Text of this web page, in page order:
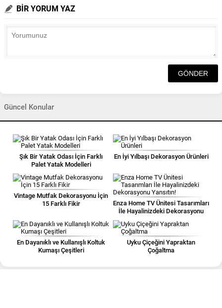
BİR YORUM YAZ
Güncel Konular
Şık Bir Yatak Odası İçin Farklı
Palet Yatak Modelleri
En İyi Yılbaşı Dekorasyon Ürünleri
Vintage Mutfak Dekorasyonu İçin
15 Farklı Fikir
Enza Home TV Ünitesi Tasarımları
İle Hayalinizdeki Dekorasyonu
En Dayanıklı ve Kullanışlı Koltuk
Kumaşı Çeşitleri
Uyku Çiçeğini Yapraktan
Çoğaltma